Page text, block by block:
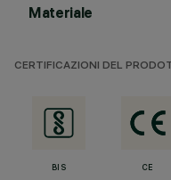
Materiale
CERTIFICAZIONI DEL
BIS CE